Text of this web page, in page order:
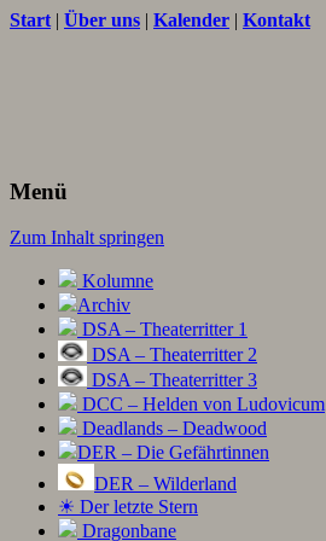
Start | Über uns | Kalender | Kontakt
Menü
Zum Inhalt springen
Kolumne
Archiv
DSA – Theaterritter 1
DSA – Theaterritter 2
DSA – Theaterritter 3
DCC – Helden von Ludovicum
Deadlands – Deadwood
DER – Die Gefährtinnen
DER – Wilderland
☀ Der letzte Stern
Dragonbane